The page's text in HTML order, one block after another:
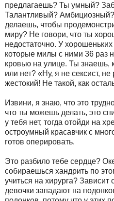
предлагаешь? Ты умный?
Талантливый?
делаешь, чтобы
миру? Не говори, что ты
недостаточно. У
которые милы с ними 36 раз
кровью на улице. Ты знаешь,
или нет? «Ну, я не сексист,
жестокий! Не такой, как
Извини, я знаю, что это
что ты можешь делать, это
у тебя нет, тогда отойди на
остроумный красавчик с
готов оперировать.
Это разбило тебе сердце?
собираешься хандрить по
учиться на хирурга? Зависит
девочки западают на